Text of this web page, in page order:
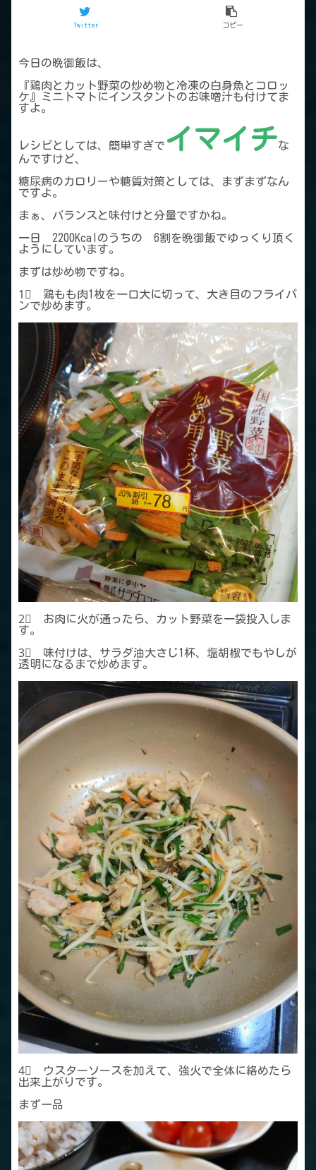
Twitter コピー
今日の晩御飯は、
『鶏肉とカット野菜の炒め物と冷凍の白身魚とコロッ
ケ』ミニトマトにインスタントのお味噌汁も付けてま
すよ。
レシピとしては、簡単すぎで イマイチな
んですけど、
糖尿病のカロリーや糖質対策としては、まずまずなん
ですよ。
まぁ、バランスと味付けと分量ですかね。
一日 2200Kcalのうちの 6割を晩御飯でゆっくり頂く
ようにしています。
まずは炒め物ですね。
1⃣ 鶏もも肉1枚を一口大に切って、大き目のフライパ
ンで炒めます。
2⃣ お肉に火が通ったら、カット野菜を一袋投入しま
す。
3⃣ 味付けは、サラダ油大さじ1杯、塩胡椒でもやしが
透明になるまで炒めます。
4⃣ ウスターソースを加えて、強火で全体に絡めたら
出来上がりです。
まず一品